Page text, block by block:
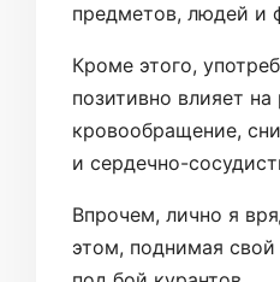
предметов, людей и
Кроме этого,
позитивно влияет
кровообращение,
и сердечно-
Впрочем, лично я
этом, поднимая